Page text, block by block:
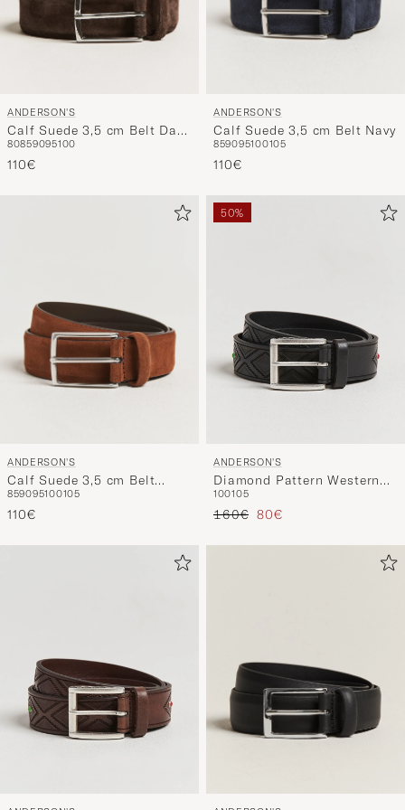
ANDERSON'S
Calf Suede 3,5 cm Belt Dark
Brown
80859095100
110€
ANDERSON'S
Calf Suede 3,5 cm Belt Navy
859095100105
110€
ANDERSON'S
Calf Suede 3,5 cm Belt
Tobacco
859095100105
110€
50%
ANDERSON'S
Diamond Pattern Western
3,5cm Belt Black
100105
Prix ordinaire
160€ Prix réduit
80€